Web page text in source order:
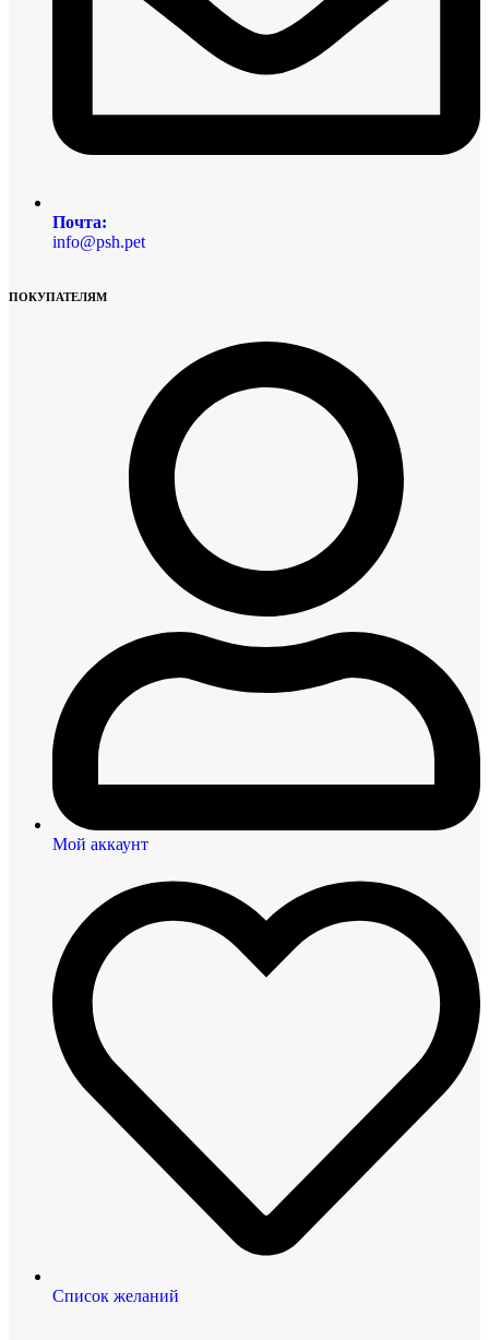
Почта:
info@psh.pet
ПОКУПАТЕЛЯМ
Мой аккаунт
Список желаний